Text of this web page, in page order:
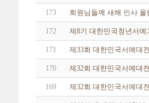
173 회원님들께 새해 인사 올
172 제8기 대한민국청년서예
171 제33회 대한민국서예대
170 제32회 대한민국서예대
169 제32회 대한민국서예대